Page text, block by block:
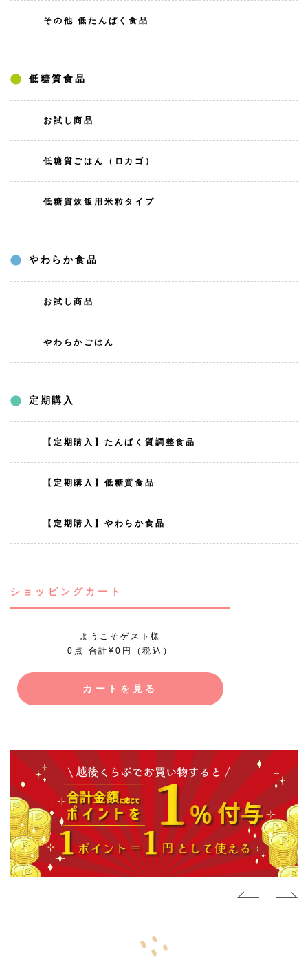
その他 低たんぱく食品
低糖質食品
お試し商品
低糖質ごはん（ロカゴ）
低糖質炊飯用米粒タイプ
やわらか食品
お試し商品
やわらかごはん
定期購入
【定期購入】たんぱく質調整食品
【定期購入】低糖質食品
【定期購入】やわらか食品
ショッピングカート
ようこそゲスト様
0点 合計¥0円（税込）
カートを見る